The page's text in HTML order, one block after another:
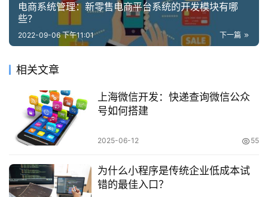
电商系统管理：新零售电商平台系统的开发模块有哪
些？
下一篇
2022-09-06 下午11:01
相关文章
上海微信开发：快递查询微信公众
号如何搭建
2025-06-12 55
为什么小程序是传统企业低成本试
错的最佳入口？